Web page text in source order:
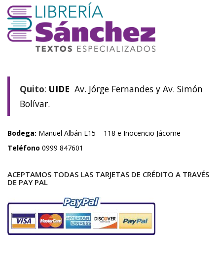
Quito: UIDE Av. Jórge Fernandes y Av. Simón
Bolívar.
Bodega: Manuel Albán E15 – 118 e Inocencio Jácome
Teléfono 0999 847601
ACEPTAMOS TODAS LAS TARJETAS DE CRÉDITO A TRAVÉS
DE PAY PAL